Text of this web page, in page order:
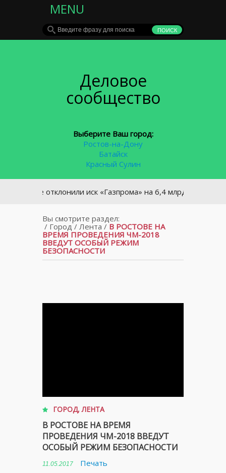
MENU
Деловое
сообщество
Выберите Ваш город:
Ростов-на-Дону
Батайск
Красный Сулин
отклонили иск «Газпрома» на 6,4 млрд долларов
Вы смотрите раздел:
/ Город/ Лента / В РОСТОВЕ НА
ВРЕМЯ ПРОВЕДЕНИЯ ЧМ-2018
ВВЕДУТ ОСОБЫЙ РЕЖИМ
БЕЗОПАСНОСТИ
ГОРОД,ЛЕНТА
В РОСТОВЕ НА ВРЕМЯ
ПРОВЕДЕНИЯ ЧМ-2018 ВВЕДУТ
ОСОБЫЙ РЕЖИМ БЕЗОПАСНОСТИ
11.05.2017
Печать